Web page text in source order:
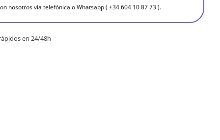
nosotros via telefónica o Whatsapp ( +34 604 10 87 73 ).
en 24/48h